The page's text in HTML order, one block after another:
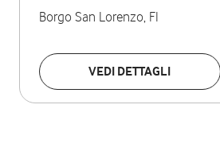
Borgo San Lorenzo, FI
VEDI DETTAGLI